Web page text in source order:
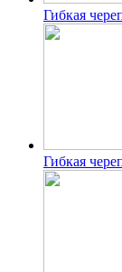
Гибкая
Гибкая